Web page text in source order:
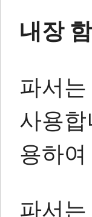
내장
파서
사용합
용하
파서